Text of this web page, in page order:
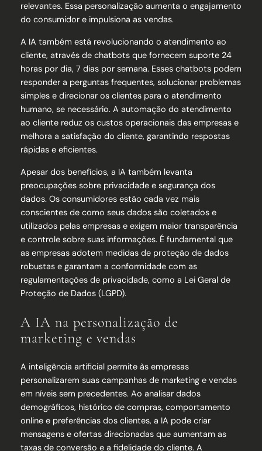
relevantes. Essa personalização aumenta o engajamento
do consumidor e impulsiona as vendas.
A IA também está revolucionando o atendimento ao
cliente, através de chatbots que fornecem suporte 24
horas por dia, 7 dias por semana. Esses chatbots podem
responder a perguntas frequentes, solucionar problemas
simples e direcionar os clientes para o atendimento
humano, se necessário. A automação do atendimento
ao cliente reduz os custos operacionais das empresas e
melhora a satisfação do cliente, garantindo respostas
rápidas e eficientes.
Apesar dos benefícios, a IA também levanta
preocupações sobre privacidade e segurança dos
dados. Os consumidores estão cada vez mais
conscientes de como seus dados são coletados e
utilizados pelas empresas e exigem maior transparência
e controle sobre suas informações. É fundamental que
as empresas adotem medidas de proteção de dados
robustas e garantam a conformidade com as
regulamentações de privacidade, como a Lei Geral de
Proteção de Dados (LGPD).
A IA na personalização de
marketing e vendas
A inteligência artificial permite às empresas
personalizarem suas campanhas de marketing e vendas
em níveis sem precedentes. Ao analisar dados
demográficos, histórico de compras, comportamento
online e preferências dos clientes, a IA pode criar
mensagens e ofertas direcionadas que aumentam as
taxas de conversão e a fidelidade do cliente. A